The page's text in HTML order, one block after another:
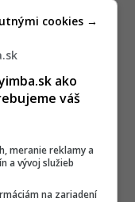
ako
váš
meranie reklamy a
a vývoj služieb
na zariadení
cookies →